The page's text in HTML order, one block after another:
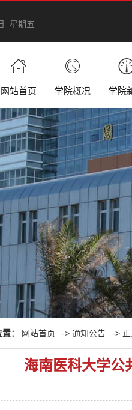
星期五
网站首页 学院概况 学院
： 网站首页 -> 通知公告 ->
海南医科大学公